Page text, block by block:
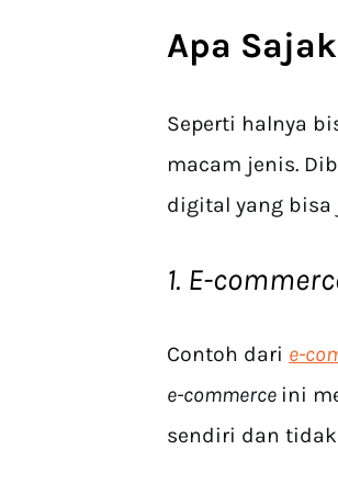
Apa
Seperti halnya
macam jenis.
digital yang
1. E-
Contoh dari e-
e-commerce ini
sendiri dan